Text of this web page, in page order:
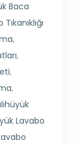
Baca
,
,
,
,
Lavabo